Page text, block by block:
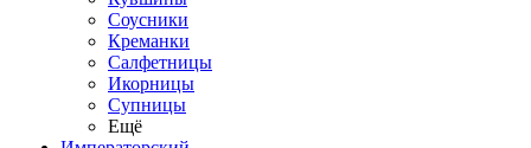
Соусники
Креманки
Салфетницы
Икорницы
Супницы
Ещё